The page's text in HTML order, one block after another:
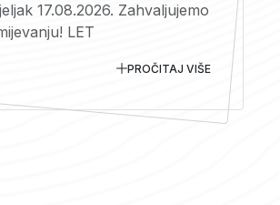
17.08.2026. Zahvaljujemo
LET
PROČITAJ VIŠE